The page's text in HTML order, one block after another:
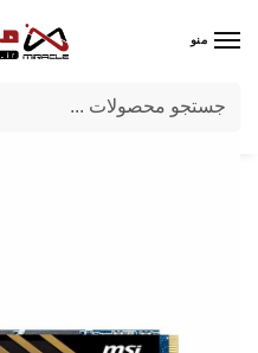
منو
میراکل/کامپیوتر/قطعات اصلی